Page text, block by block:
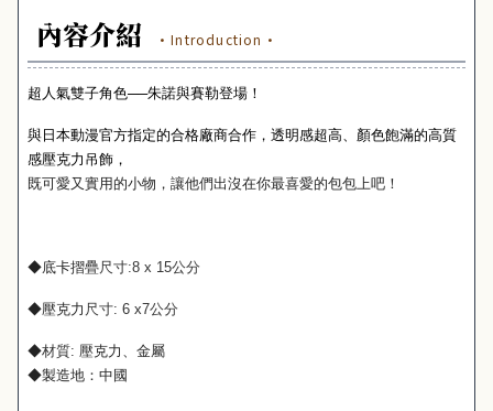
內容介紹 ·Introduction·
超人氣雙子角色──朱諾與賽勒登場！
與日本動漫官方指定的合格廠商合作，透明感超高、顏色飽滿的高質
感壓克力吊飾，
既可愛又實用的小物，讓他們出沒在你最喜愛的包包上吧！
◆底卡摺疊尺寸:8 x 15公分
◆壓克力 尺寸: 6 x7公分
◆材質: 壓克力、金屬
◆製造地：中國